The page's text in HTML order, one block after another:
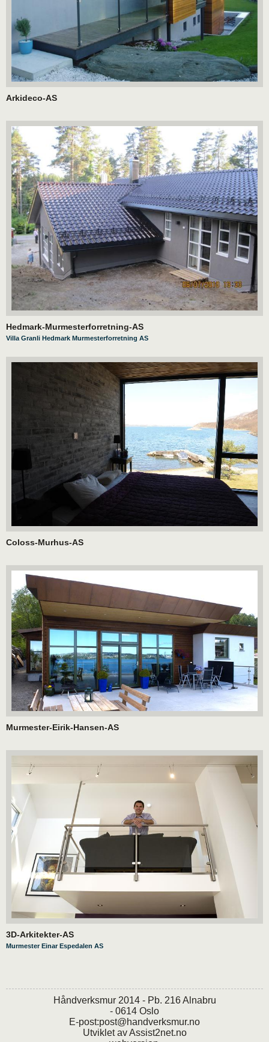
Arkideco-AS
Hedmark-Murmesterforretning-AS
Villa Granli Hedmark Murmesterforretning AS
Coloss-Murhus-AS
Murmester-Eirik-Hansen-AS
3D-Arkitekter-AS
Murmester Einar Espedalen AS
Håndverksmur 2014 - Pb. 216 Alnabru
- 0614 Oslo
E-post:post@handverksmur.no
Utviklet avAssist2net.no